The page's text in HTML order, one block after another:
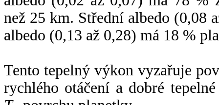
než 25 km. Střední albedo (0,08
albedo (0,13 až 0,28) má 18 %
Tento tepelný výkon vyzařuje
rychlého otáčení a dobré